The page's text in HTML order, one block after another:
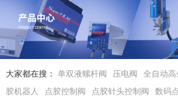
大家都在搜： 单双液螺杆阀 压电阀 全自动
胶机器人
点胶控制阀 点胶针头控制阀 数码